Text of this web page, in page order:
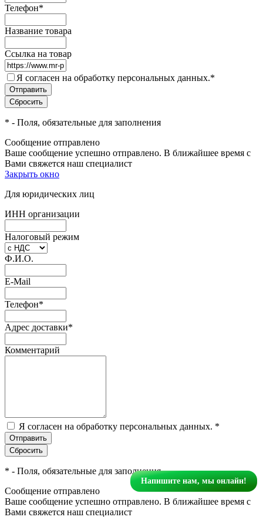
Телефон*
Название товара
Ссылка на товар
Я согласен на обработку персональных данных.*
* - Поля, обязательные для заполнения
Сообщение отправлено
Ваше сообщение успешно отправлено. В ближайшее время с
Вами свяжется наш специалист
Закрыть окно
Для юридических лиц
ИНН организации
Налоговый режим
Ф.И.О.
E-Mail
Телефон*
Адрес доставки*
Комментарий
Я согласен на обработку персональных данных. *
* - Поля, обязательные для заполнения
Сообщение отправлено
Ваше сообщение успешно отправлено. В ближайшее время с
Вами свяжется наш специалист
Напишите нам, мы онлайн!